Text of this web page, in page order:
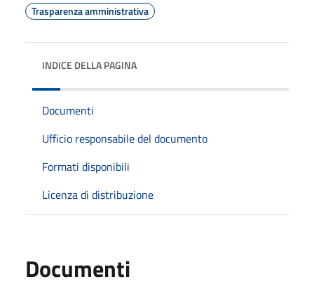
Trasparenza amministrativa
INDICE DELLA PAGINA
Documenti
Ufficio responsabile del documento
Formati disponibili
Licenza di distribuzione
Documenti